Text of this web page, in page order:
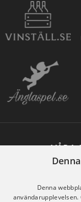
VÅRA
Denna